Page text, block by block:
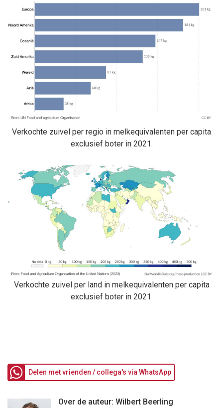
Verkochte zuivel per regio in melkequivalenten per capita
exclusief boter in 2021.
Verkochte zuivel per land in melkequivalenten per capita
exclusief boter in 2021.
Delen met vrienden / collega's via WhatsApp
Over de auteur: Wilbert Beerling